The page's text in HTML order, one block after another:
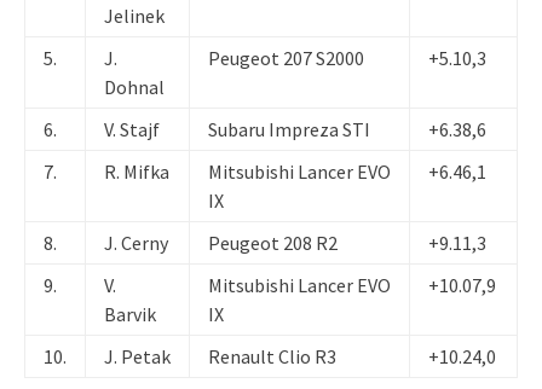
Jelinek
5.
J.
Dohnal
Peugeot 207 S2000 +5.10,3
6. V. Stajf Subaru Impreza STI
+6.38,6
7.
R. Mifka
Mitsubishi Lancer EVO
IX
+6.46,1
8. J. Cerny Peugeot 208 R2
+9.11,3
9.
V.
Barvik
Mitsubishi Lancer EVO
IX
+10.07,9
10. J. Petak Renault Clio R3 +10.24,0